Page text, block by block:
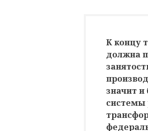
К концу
должна
значит
системы